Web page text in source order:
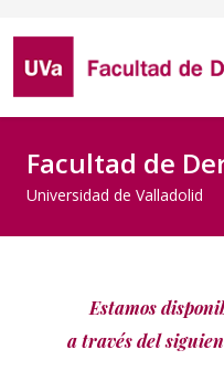
Facultad de
Universidad de Valladolid
Estamos
a través del